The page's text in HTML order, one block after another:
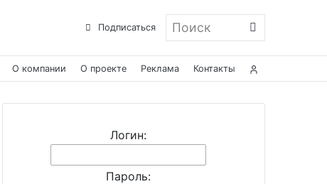
Подписаться Поиск
О компании О проекте Реклама Контакты
Логин:
Пароль: